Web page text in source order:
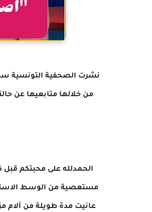
من خلالها متابعيها عن
الحمدلله على محبتكم
مستعصية من الوسط